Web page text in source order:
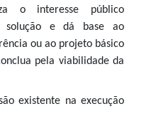
o interesse público
e dá base ao
ou ao projeto básico
pela viabilidade da
existente na execução